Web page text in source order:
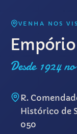
VENHA NOS
Desde 1924
R.
Histórico de
050